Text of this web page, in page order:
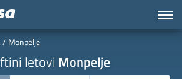
Monpelje
letovi Monpelje